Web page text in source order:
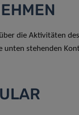
die Aktivitäten
unten stehenden